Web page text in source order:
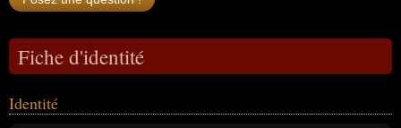
Fiche d'identité
Identité